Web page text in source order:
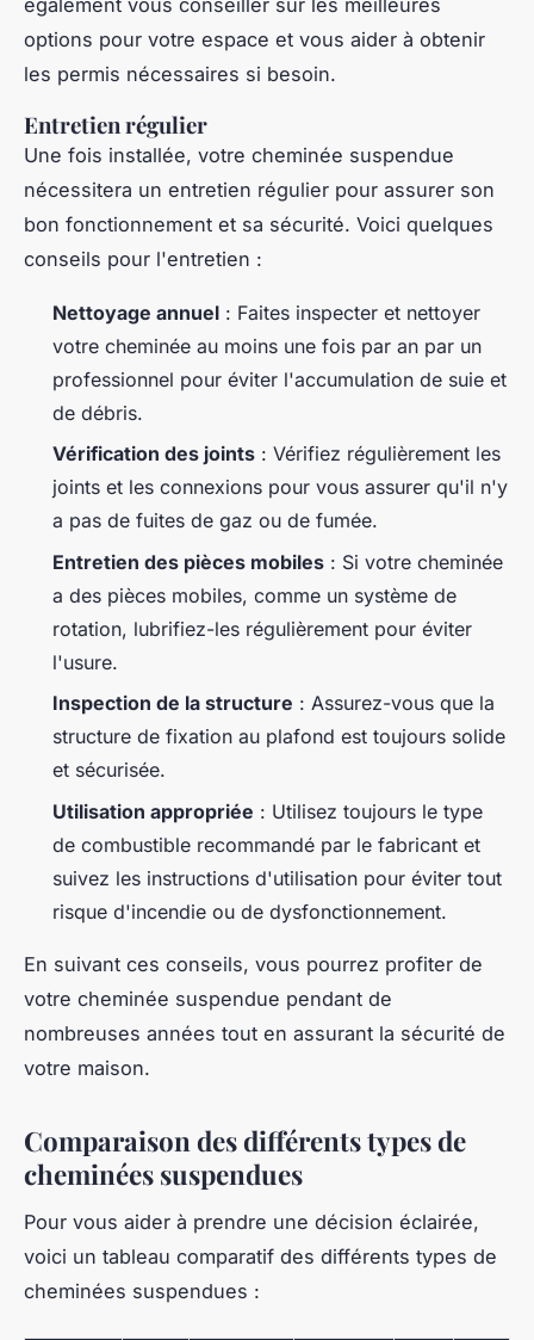
options pour votre espace et vous aider à obtenir
les permis nécessaires si besoin.
Entretien régulier
Une fois installée, votre cheminée suspendue
nécessitera un entretien régulier pour assurer son
bon fonctionnement et sa sécurité. Voici quelques
conseils pour l'entretien :
Nettoyage annuel : Faites inspecter et nettoyer
votre cheminée au moins une fois par an par un
professionnel pour éviter l'accumulation de suie et
de débris.
Vérification des joints : Vérifiez régulièrement les
joints et les connexions pour vous assurer qu'il n'y
a pas de fuites de gaz ou de fumée.
Entretien des pièces mobiles : Si votre cheminée
a des pièces mobiles, comme un système de
rotation, lubrifiez-les régulièrement pour éviter
l'usure.
Inspection de la structure : Assurez-vous que la
structure de fixation au plafond est toujours solide
et sécurisée.
Utilisation appropriée : Utilisez toujours le type
de combustible recommandé par le fabricant et
suivez les instructions d'utilisation pour éviter tout
risque d'incendie ou de dysfonctionnement.
En suivant ces conseils, vous pourrez profiter de
votre cheminée suspendue pendant de
nombreuses années tout en assurant la sécurité de
votre maison.
Comparaison des différents types de
cheminées suspendues
Pour vous aider à prendre une décision éclairée,
voici un tableau comparatif des différents types de
cheminées suspendues :